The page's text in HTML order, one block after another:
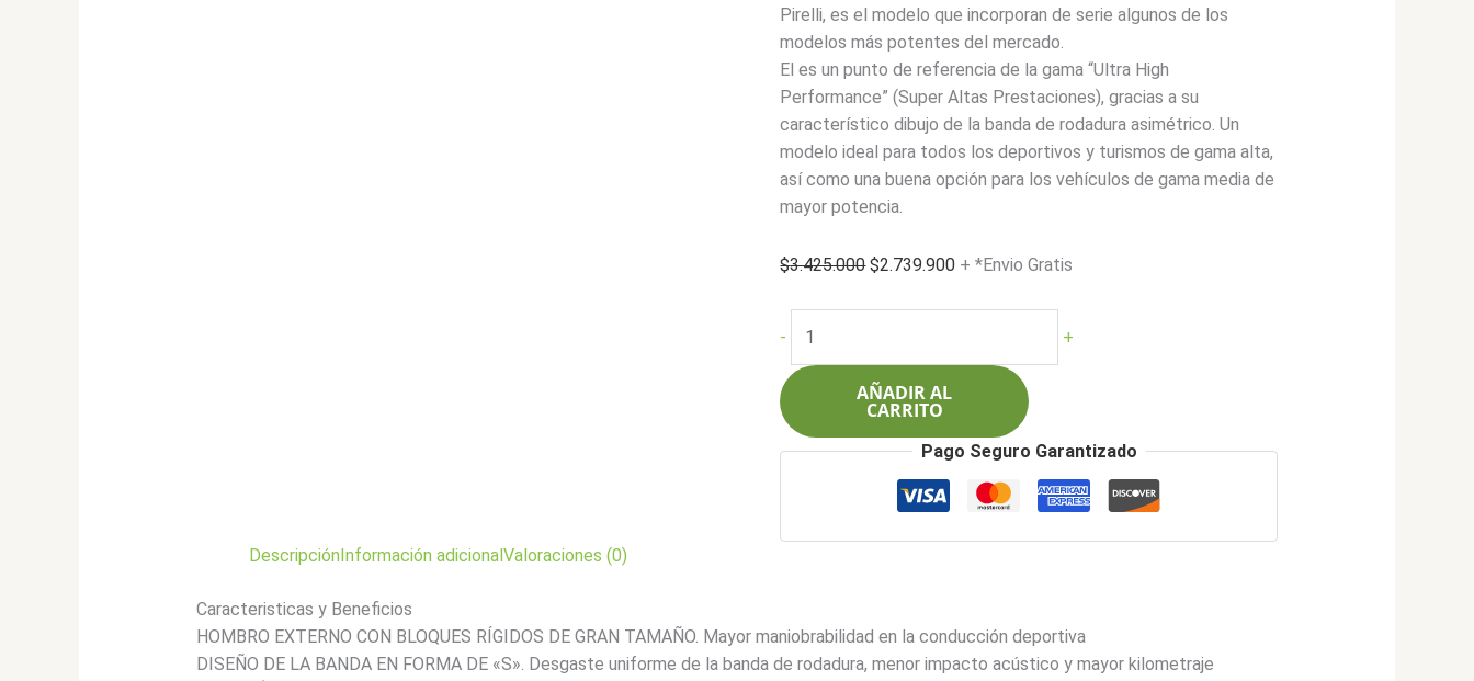
Pirelli, es el modelo que incorporan de serie algunos de los
modelos más potentes del mercado.
El es un punto de referencia de la gama “Ultra High
Performance” (Super Altas Prestaciones), gracias a su
característico dibujo de la banda de rodadura asimétrico. Un
modelo ideal para todos los deportivos y turismos de gama alta,
así como una buena opción para los vehículos de gama media de
mayor potencia.
$3.425.000El
$2.739.900El
$2.739.900.
+ *Envio Gratis
-
295/40ZR21
111YXL
Zero
+
AÑADIR AL
CARRITO
Pago Seguro Garantizado
Descripción Información adicional Valoraciones (0)
Caracteristicas y Beneficios
HOMBRO EXTERNO CON BLOQUES RÍGIDOS DE GRAN TAMAÑO. Mayor maniobrabilidad en la conducción deportiva
DISEÑO DE LA BANDA EN FORMA DE «S». Desgaste uniforme de la banda de rodadura, menor impacto acústico y mayor kilometraje